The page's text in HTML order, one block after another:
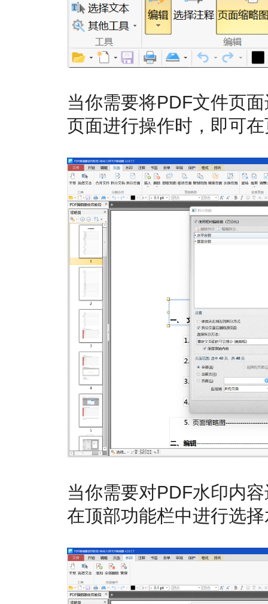
当你需要将PDF文件页
页面进行操作时，即可
当你需要对PDF水印内
在顶部功能栏中进行选